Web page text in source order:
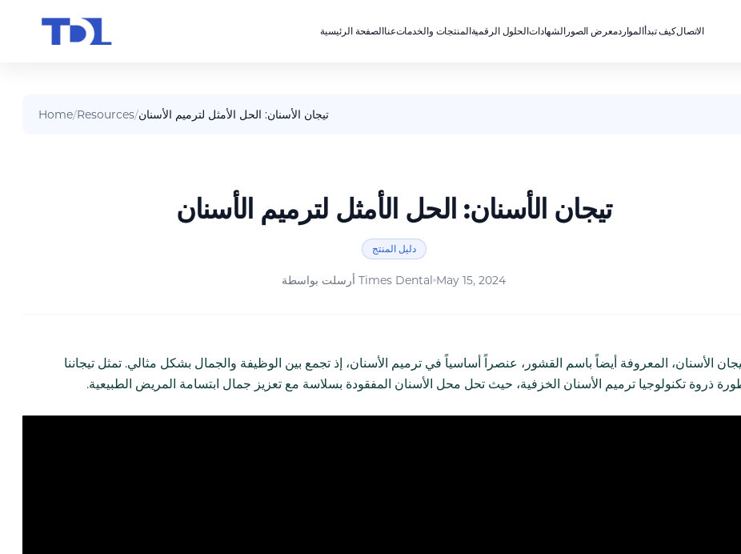
الصفحة الرئيسيةعناالمنتجات والخدماتالحلول الرقميةالشهاداتمعرض الصورالمواردكيف تبدأالاتصال
Home/Resources/تيجان الأسنان: الحل الأمثل لترميم الأسنان
تيجان الأسنان: الحل الأمثل لترميم الأسنان
دليل المنتج
أرسلت بواسطة Times Dental May 15, 2024
الأسنان، المعروفة أيضاً باسم القشور، عنصراً أساسياً في ترميم الأسنان، إذ تجمع بين الوظيفة والجمال بشكل مثالي. تمثل تيجاننا
ذروة تكنولوجيا ترميم الأسنان الخزفية، حيث تحل محل الأسنان المفقودة بسلاسة مع تعزيز جمال ابتسامة المريض الطبيعية.